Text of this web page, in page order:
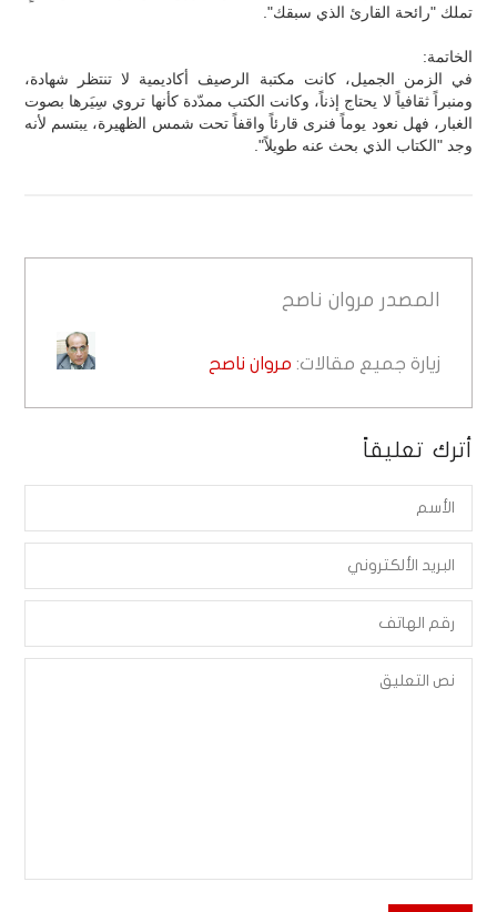
تملك "رائحة القارئ الذي سبقك".
الخاتمة:
في الزمن الجميل، كانت مكتبة الرصيف أكاديمية لا تنتظر شهادة،
ومنبراً ثقافياً لا يحتاج إذناً، وكانت الكتب ممدّدة كأنها تروي سِيَرها بصوت
الغبار، فهل نعود يوماً فنرى قارئاً واقفاً تحت شمس الظهيرة، يبتسم لأنه
وجد "الكتاب الذي بحث عنه طويلاً".
المصدر مروان ناصح
زيارة جميع مقالات: مروان ناصح
أترك تعليقاً